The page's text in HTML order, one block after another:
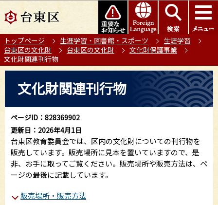
の
ー
ジ
の
このページの本文へ移動
トップページ 生涯学習・図書館・スポーツ
生涯学習
台東区の文化財
台東区の文化財
文化財保護事業
文化財関連刊行物
か
文化財関連刊行物
ページID：828369902
更新日：2026年4月1日
台東区教育委員会では、区内の文化財についての刊行物を
販売しています。販売場所に見本を置いていますので、是
非、お手に取ってご覧ください。販売場所や販売方法は、ペ
ージの最後に記載しています。
販売場所・販売方法